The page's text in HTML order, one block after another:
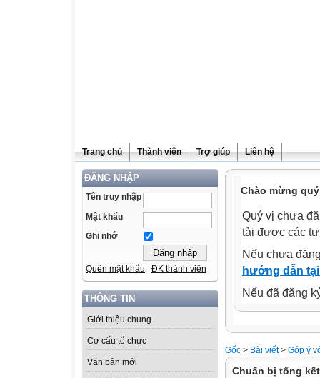
Trang chủ Thành viên Trợ giúp Liên hệ
ĐĂNG NHẬP
Tên truy nhập
Mật khẩu
Ghi nhớ
Quên mật khẩu ĐK thành viên
THÔNG TIN
Giới thiệu chung
Cơ cấu tổ chức
Văn bản mới
Chào mừng
Quý vị chưa
tải được các
Nếu chưa
hướng dẫn
Nếu đã đăng
Gốc > Bài viết> Góp ý
Chuẩn bị tổng